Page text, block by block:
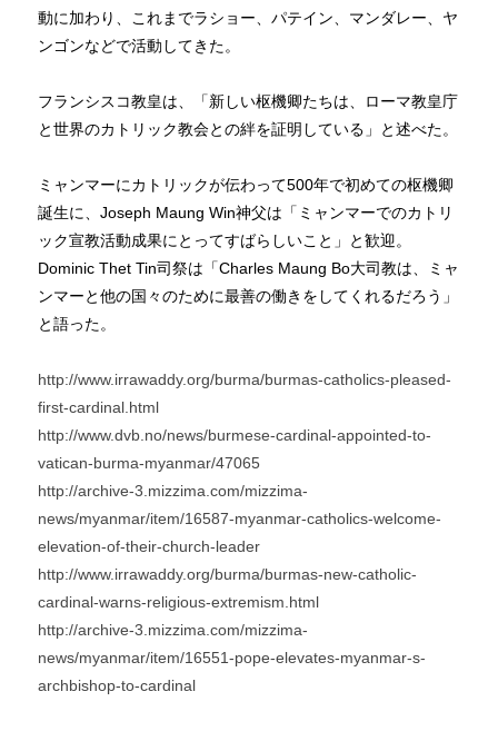
動に加わり、これまでラショー、パテイン、マンダレー、ヤ
ンゴンなどで活動してきた。
フランシスコ教皇は、「新しい枢機卿たちは、ローマ教皇庁
と世界のカトリック教会との絆を証明している」と述べた。
ミャンマーにカトリックが伝わって500年で初めての枢機卿
誕生に、Joseph Maung Win神父は「ミャンマーでのカトリ
ック宣教活動成果にとってすばらしいこと」と歓迎。
Dominic Thet Tin司祭は「Charles Maung Bo大司教は、ミャ
ンマーと他の国々のために最善の働きをしてくれるだろう」
と語った。
http://www.irrawaddy.org/burma/burmas-catholics-pleased-
first-cardinal.html
http://www.dvb.no/news/burmese-cardinal-appointed-to-
vatican-burma-myanmar/47065
http://archive-3.mizzima.com/mizzima-
news/myanmar/item/16587-myanmar-catholics-welcome-
elevation-of-their-church-leader
http://www.irrawaddy.org/burma/burmas-new-catholic-
cardinal-warns-religious-extremism.html
http://archive-3.mizzima.com/mizzima-
news/myanmar/item/16551-pope-elevates-myanmar-s-
archbishop-to-cardinal